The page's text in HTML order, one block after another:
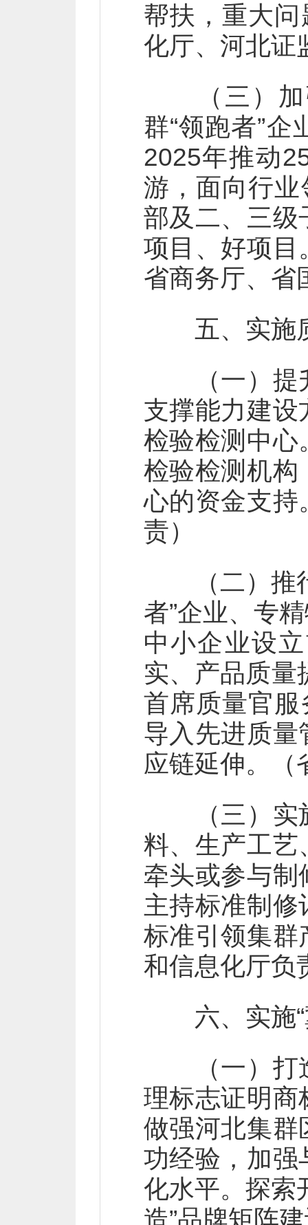
帮扶，重大问
化厅、河北证
（三）加
群“领跑者”
2025年推动
游，面向行
部及二、三级
项目、好项目
省商务厅、省
五、实施质
（一）提升
支撑能力建
检验检测中心
检验检测机构
心的资金支持
责）
（二）推行
者”企业、专
中小企业设
实、产品质量
首席质量官服
导入先进质
应链延伸。（
（三）实施
料、生产工艺
牵头或参与
主持标准制
标准引领集群
和信息化厅负
六、实施“
（一）打造
理标志证明商
做强河北集群
功经验，加强
化水平。探索
造”品牌矩阵